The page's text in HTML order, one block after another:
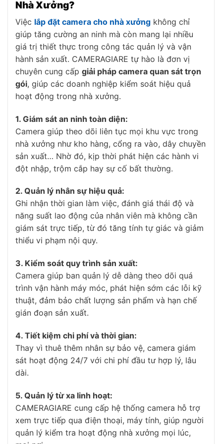
Nhà Xưởng?
Việc lắp đặt camera cho nhà xưởng không chỉ
giúp tăng cường an ninh mà còn mang lại nhiều
giá trị thiết thực trong công tác quản lý và vận
hành sản xuất. CAMERAGIARE tự hào là đơn vị
chuyên cung cấp giải pháp camera quan sát trọn
gói, giúp các doanh nghiệp kiểm soát hiệu quả
hoạt động trong nhà xưởng.
1. Giám sát an ninh toàn diện:
Camera giúp theo dõi liên tục mọi khu vực trong
nhà xưởng như kho hàng, cổng ra vào, dây chuyền
sản xuất… Nhờ đó, kịp thời phát hiện các hành vi
đột nhập, trộm cắp hay sự cố bất thường.
2. Quản lý nhân sự hiệu quả:
Ghi nhận thời gian làm việc, đánh giá thái độ và
năng suất lao động của nhân viên mà không cần
giám sát trực tiếp, từ đó tăng tính tự giác và giảm
thiểu vi phạm nội quy.
3. Kiểm soát quy trình sản xuất:
Camera giúp ban quản lý dễ dàng theo dõi quá
trình vận hành máy móc, phát hiện sớm các lỗi kỹ
thuật, đảm bảo chất lượng sản phẩm và hạn chế
gián đoạn sản xuất.
4. Tiết kiệm chi phí và thời gian:
Thay vì thuê thêm nhân sự bảo vệ, camera giám
sát hoạt động 24/7 với chi phí đầu tư hợp lý, lâu
dài.
5. Quản lý từ xa linh hoạt:
CAMERAGIARE cung cấp hệ thống camera hỗ trợ
xem trực tiếp qua điện thoại, máy tính, giúp người
quản lý kiểm tra hoạt động nhà xưởng mọi lúc,